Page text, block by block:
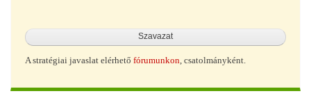
A stratégiai javaslat elérhető fórumunkon, csatolmányként.